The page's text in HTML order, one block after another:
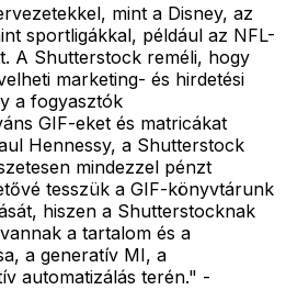
mint a Disney, az
sportligákkal, például az NFL-
A Shutterstock reméli, hogy
marketing- és hirdetési
a fogyasztók
GIF-eket és matricákat
Hennessy, a Shutterstock
mindezzel pénzt
tesszük a GIF-könyvtárunk
hiszen a Shutterstocknak
a tartalom és a
a generatív MI, a
automatizálás terén." -